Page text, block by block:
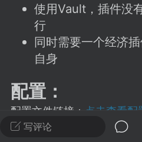
潮涌核心
24 23:37
电脑端 整合包分享
主页反馈贴
不方便可尝试通过邮箱与作
写评论
使用Vault，插件没
行
同时需要一个经济
自身
配置：
配置文件链接： 点击查看配
版本更新：